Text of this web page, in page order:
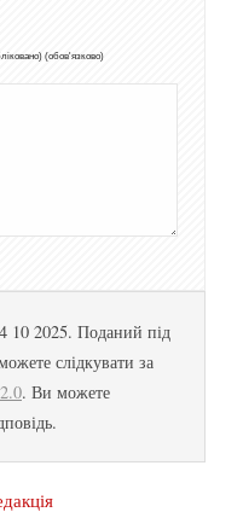
(обов'язково)
10 2025. Поданий під
слідкувати за
. Ви можете